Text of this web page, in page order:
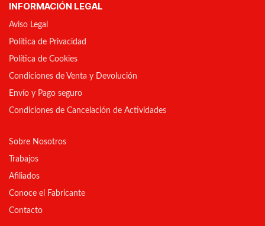
INFORMACIÓN LEGAL
Aviso Legal
Política de Privacidad
Política de Cookies
Condiciones de Venta y Devolución
Envío y Pago seguro
Condiciones de Cancelación de Actividades
Sobre Nosotros
Trabajos
Afiliados
Conoce el Fabricante
Contacto